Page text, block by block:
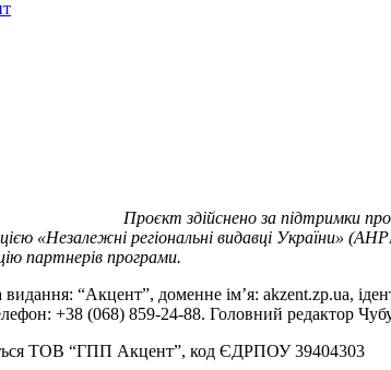
Проєкт здійснено за підтримки
«Незалежні регіональні видавці України»
партнерів програми.
видання: “Акцент”, доменне ім’я: akzent.zp.ua,
+38 (068) 859-24-88. Головний редактор
ТОВ “ГПП Акцент”, код ЄДРПОУ 39404303